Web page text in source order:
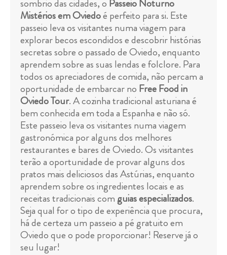
sombrio das cidades, o Passeio Noturno
Mistérios em Oviedoé perfeito para si. Este
passeio leva os visitantes numa viagem para
explorar becos escondidos e descobrir histórias
secretas sobre o passado de Oviedo, enquanto
aprendem sobre as suas lendas e folclore. Para
todos os apreciadores de comida, não percam a
oportunidade de embarcar no Free Food in
Oviedo Tour. A cozinha tradicional asturiana é
bem conhecida em toda a Espanha e não só.
Este passeio leva os visitantes numa viagem
gastronómica por alguns dos melhores
restaurantes e bares de Oviedo. Os visitantes
terão a oportunidade de provar alguns dos
pratos mais deliciosos das Astúrias, enquanto
aprendem sobre os ingredientes locais e as
receitas tradicionais comguias especializados.
Seja qual for o tipo de experiência que procura,
há de certeza um passeio a pé gratuito em
Oviedo que o pode proporcionar! Reserve já o
seu lugar!